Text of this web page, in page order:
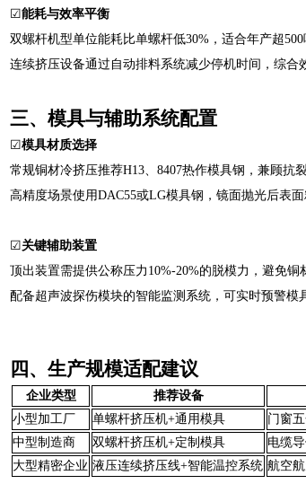
☑能耗与效率平衡
双螺杆机型单位能耗比单螺杆低30%，适合年产超500
连续挤压设备通过自动排料系统减少停机时间，综合
三、模具与辅助系统配置
☑模具材质选择
常规铜材冷挤压推荐H13、8407热作模具钢，兼顾抗
高精度场景使用DAC55或LG模具钢，镜面抛光后表
☑ 关键辅助装置
顶出装置需提供公称压力 10%-20%的脱模力，避免铜
配备超声波探伤模块的智能监测系统，可实时预警模
四、生产规模适配建议
企业类型 推荐设备
小型加工厂
单螺杆挤压机+通用模具
门窗
中型制造商
双螺杆挤压机+定制模具
电缆
大型精密企业 液压连续挤压线+智能温控系统 航空